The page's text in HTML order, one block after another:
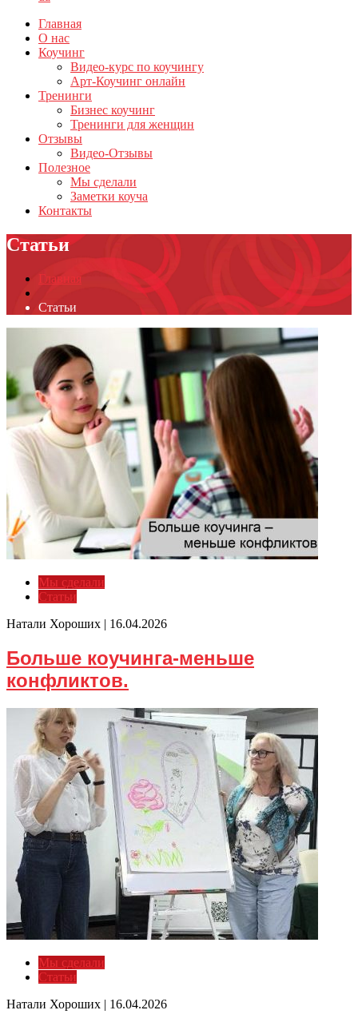
Главная
О нас
Коучинг
Видео-курс по коучингу
Арт-Коучинг онлайн
Тренинги
Бизнес коучинг
Тренинги для женщин
Отзывы
Видео-Отзывы
Полезное
Мы сделали
Заметки коуча
Контакты
Статьи
Главная
Статьи
Мы сделали
Статьи
Натали Хороших | 16.04.2026
Больше коучинга-меньше
конфликтов.
Мы сделали
Статьи
Натали Хороших | 16.04.2026